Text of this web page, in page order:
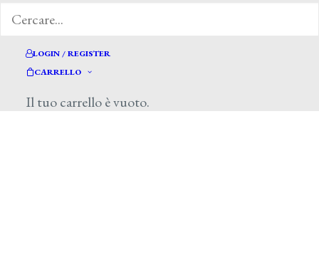
LOGIN / REGISTER
CARRELLO
Il tuo carrello è vuoto.